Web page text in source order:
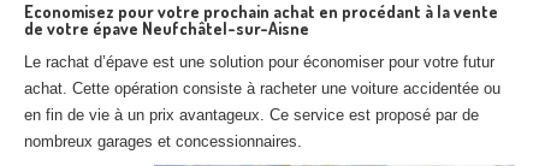
Economisez pour votre prochain achat en procédant à la vente
de votre épave Neufchâtel-sur-Aisne
Le rachat d’épave est une solution pour économiser pour votre futur
achat. Cette opération consiste à racheter une voiture accidentée ou
en fin de vie à un prix avantageux. Ce service est proposé par de
nombreux garages et concessionnaires.